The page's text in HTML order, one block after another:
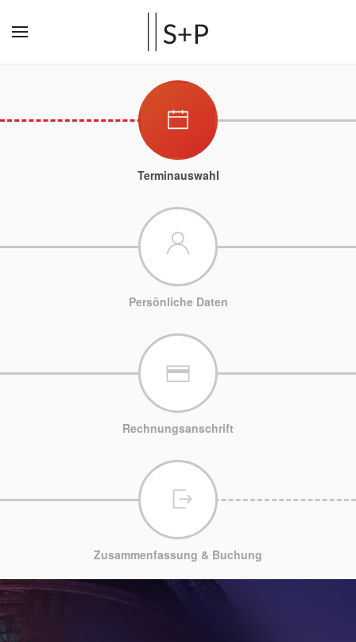
Terminauswahl
Persönliche Daten
Rechnungsanschrift
Zusammenfassung & Buchung